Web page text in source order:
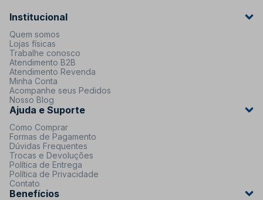
Institucional
Quem somos
Lojas físicas
Trabalhe conosco
Atendimento B2B
Atendimento Revenda
Minha Conta
Acompanhe seus Pedidos
Nosso Blog
Ajuda e Suporte
Como Comprar
Formas de Pagamento
Dúvidas Frequentes
Trocas e Devoluções
Política de Entrega
Política de Privacidade
Contato
Benefícios